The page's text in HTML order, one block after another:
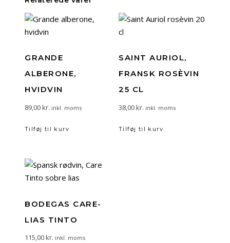
GRANDE
ALBERONE,
HVIDVIN
89,00kr. inkl. moms
Tilføj til kurv
SAINT AURIOL,
FRANSK ROSÈVIN
25 CL
38,00kr. inkl. moms
Tilføj til kurv
BODEGAS CARE-
LIAS TINTO
115,00kr. inkl. moms